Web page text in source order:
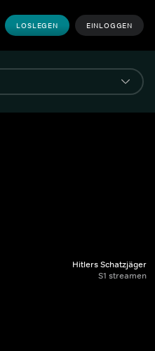
LOSLEGEN EINLOGGEN
Hitlers Schatzjäger
S1 streamen